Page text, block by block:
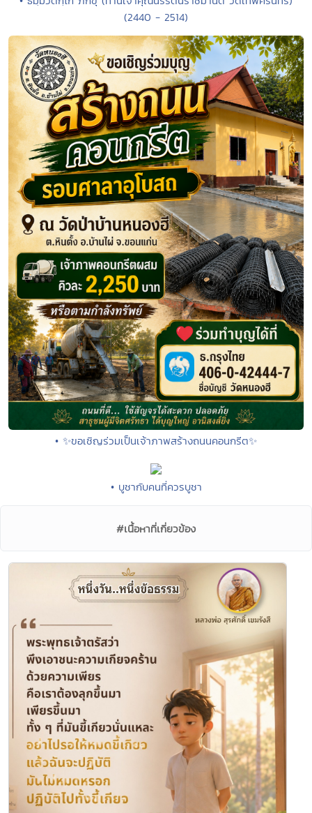
(2440 - 2514)
• ✨ขอเชิญร่วมเป็นเจ้าภาพสร้างถนนคอนกรีต✨
• บูชากับคนที่ควรบูชา
#เนื้อหาที่เกี่ยวข้อง